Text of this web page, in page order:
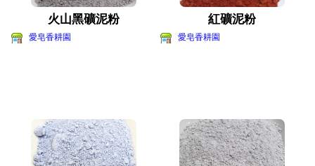
火山黑礦泥粉
愛皂香耕園
紅礦泥粉
愛皂香耕園